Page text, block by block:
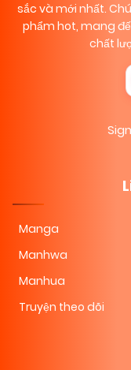
sắc và mới nhất.
phẩm hot, mang
chất
Manga
Manhwa
Manhua
Truyện theo dõi